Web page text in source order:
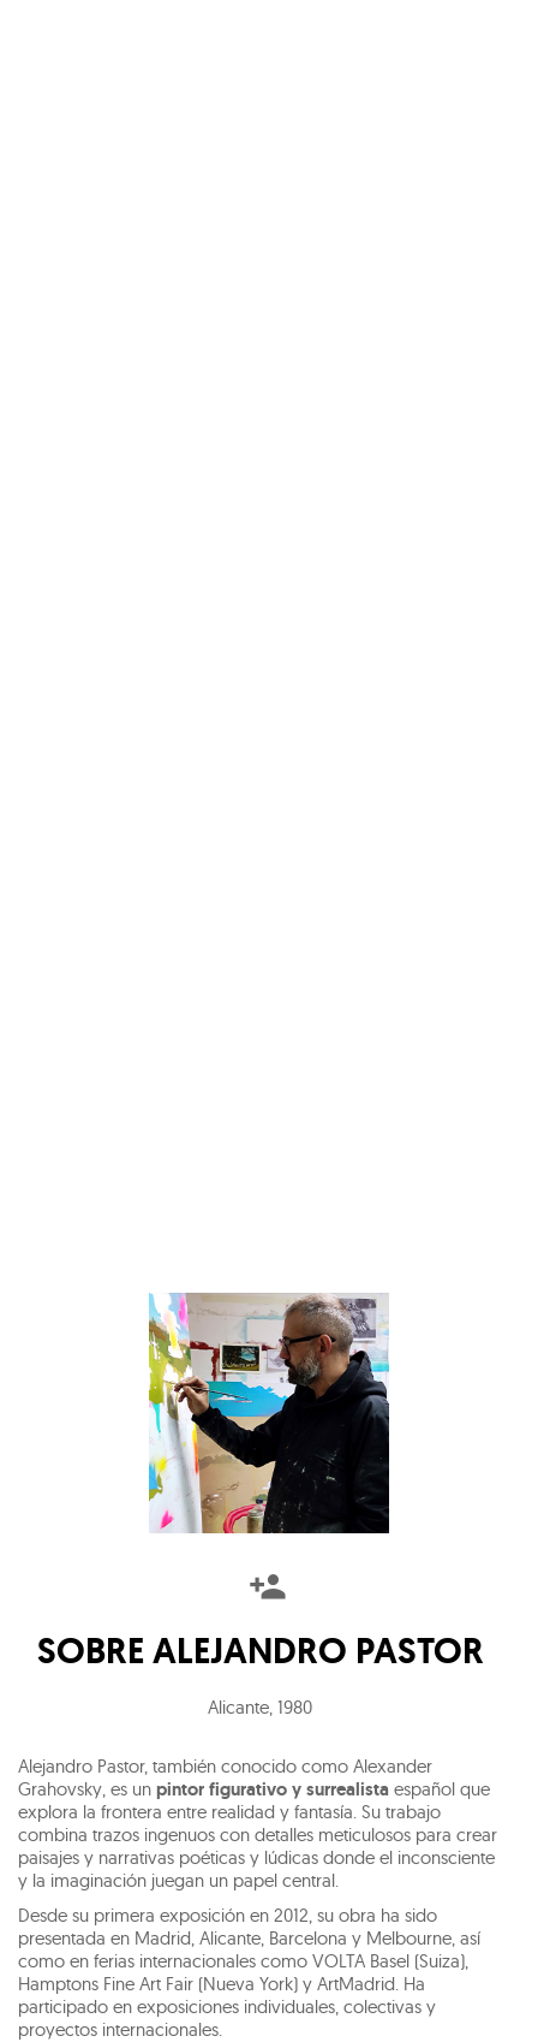
SOBRE ALEJANDRO PASTOR
Alicante, 1980
Alejandro Pastor, también conocido como Alexander
Grahovsky, es un pintor figurativo y surrealista español que
explora la frontera entre realidad y fantasía. Su trabajo
combina trazos ingenuos con detalles meticulosos para crear
paisajes y narrativas poéticas y lúdicas donde el inconsciente
y la imaginación juegan un papel central.
Desde su primera exposición en 2012, su obra ha sido
presentada en Madrid, Alicante, Barcelona y Melbourne, así
como en ferias internacionales como VOLTA Basel (Suiza),
Hamptons Fine Art Fair (Nueva York) y ArtMadrid. Ha
participado en exposiciones individuales, colectivas y
proyectos internacionales.